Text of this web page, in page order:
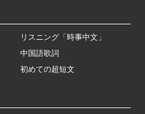
リスニング「時事中文」
中国語歌詞
初めての超短文